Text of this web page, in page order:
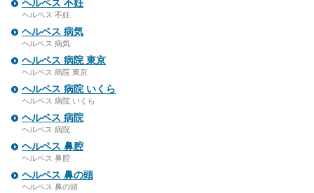
ヘルペス 不妊
ヘルペス 不妊
ヘルペス 病気
ヘルペス 病気
ヘルペス 病院 東京
ヘルペス 病院 東京
ヘルペス 病院 いくら
ヘルペス 病院 いくら
ヘルペス 病院
ヘルペス 病院
ヘルペス 鼻腔
ヘルペス 鼻腔
ヘルペス 鼻の頭
ヘルペス 鼻の頭